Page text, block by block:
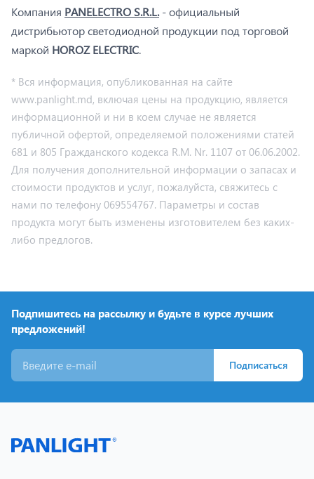
Компания PANELECTRO S.R.L.- официальный
дистрибьютор светодиодной продукции под торговой
маркой HOROZ ELECTRIC.
* Вся информация, опубликованная на сайте
www.panlight.md, включая цены на продукцию, является
информационной и ни в коем случае не является
публичной офертой, определяемой положениями статей
681 и 805 Гражданского кодекса R.M. Nr. 1107 от 06.06.2002.
Для получения дополнительной информации о запасах и
стоимости продуктов и услуг, пожалуйста, свяжитесь с
нами по телефону 069554767. Параметры и состав
продукта могут быть изменены изготовителем без каких-
либо предлогов.
Подпишитесь на рассылку и будьте в курсе лучших
предложений!
Подписаться